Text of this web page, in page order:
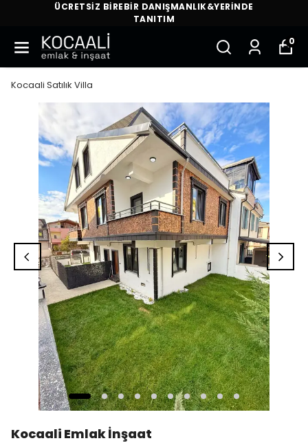
ÜCRETSİZ BİREBİR DANIŞMANLIK&YERİNDE
TANITIM
0
Kocaali Satılık Villa
Kocaali Emlak İnşaat